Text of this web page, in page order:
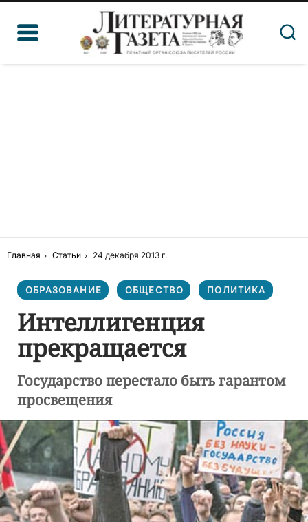
Главная Статьи 24 декабря 2013 г.
ОБРАЗОВАНИЕ ОБЩЕСТВО ПОЛИТИКА
Интеллигенция
прекращается
Государство перестало быть гарантом
просвещения